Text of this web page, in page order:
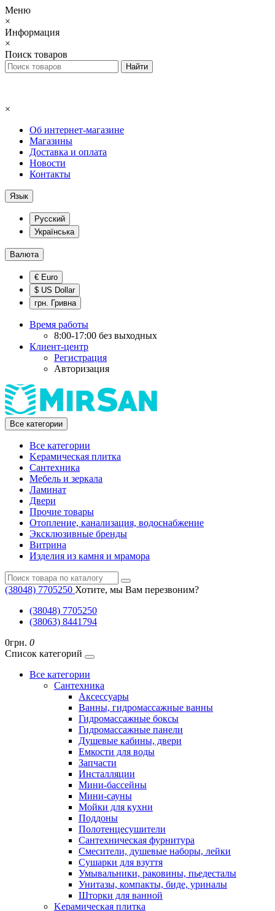
Меню
×
Информация
×
Поиск товаров
×
Об интернет-магазине
Магазины
Доставка и оплата
Новости
Контакты
Язык
Русский
Українська
Валюта
€ Euro
$ US Dollar
грн. Гривна
Время работы
8:00-17:00 без выходных
Клиент-центр
Регистрация
Авторизация
Все категории
Все категории
Kерамическая плитка
Cантехника
Мебель и зеркала
Ламинат
Двери
Прочие товары
Отопление, канализация, водоснабжение
Эксклюзивные бренды
Витрина
Изделия из камня и мрамора
(38048) ‎7705250 Хотите, мы Вам перезвоним?
(38048) ‎7705250
(38063) 8441794
0грн. 0
Список категорий
Все категории
Cантехника
Аксессуары
Ванны, гидромассажные ванны
Гидромассажные боксы
Гидромассажные панели
Душевые кабины, двери
Емкости для воды
Запчасти
Инсталляции
Мини-бассейны
Мини-сауны
Мойки для кухни
Поддоны
Полотенцесушители
Сантехническая фурнитура
Смесители, душевые наборы, лейки
Сушарки для взуття
Умывальники, раковины, пьедесталы
Унитазы, компакты, биде, уриналы
Шторки для ванной
Kерамическая плитка